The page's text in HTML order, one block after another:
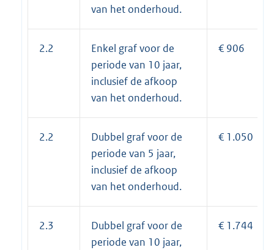
van het onderhoud.
2.2
Enkel graf voor de
periode van 10 jaar,
inclusief de afkoop
van het onderhoud.
€ 906
2.2
Dubbel graf voor de
periode van 5 jaar,
inclusief de afkoop
van het onderhoud.
€ 1.050
2.3
Dubbel graf voor de
periode van 10 jaar,
€ 1.744